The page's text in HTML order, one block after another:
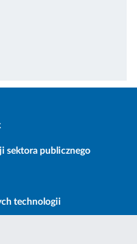
sektora publicznego
technologii